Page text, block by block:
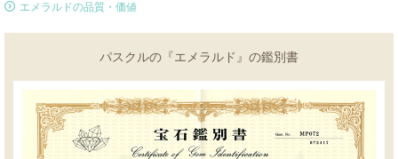
エメラルドの品質・価値
パスクルの『エメラルド』の鑑別書